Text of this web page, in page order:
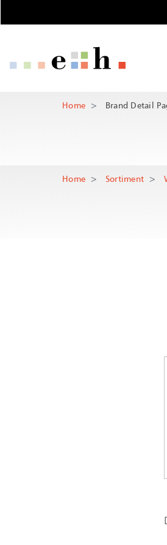
Brand
Wichtige Seiten
Home
Rootline
Home Brand Detail
Home Sortiment